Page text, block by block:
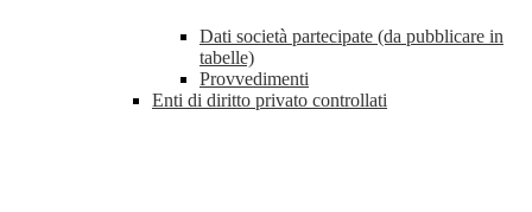
Dati società partecipate (da pubblicare in
tabelle)
Provvedimenti
Enti di diritto privato controllati